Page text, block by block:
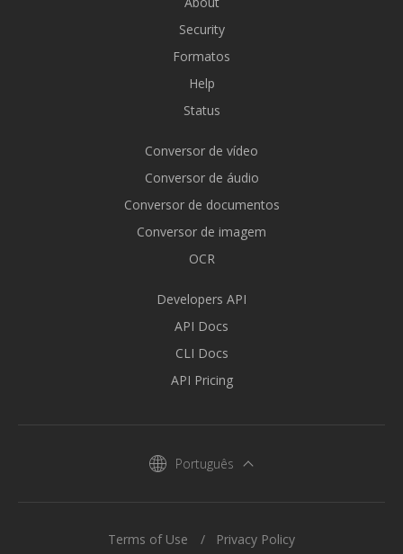
Security
Formatos
Help
Status
Conversor de vídeo
Conversor de áudio
Conversor de documentos
Conversor de imagem
OCR
Developers API
API Docs
CLI Docs
API Pricing
Português
Terms of Use Privacy Policy